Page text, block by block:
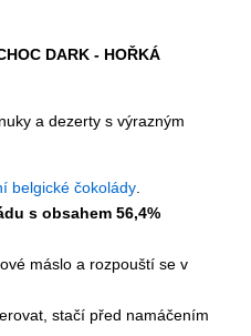
DARK - HOŘKÁ
a dezerty s výrazným
belgické čokolády
s obsahem 56,4%
máslo a rozpouští se v
stačí před namáčením